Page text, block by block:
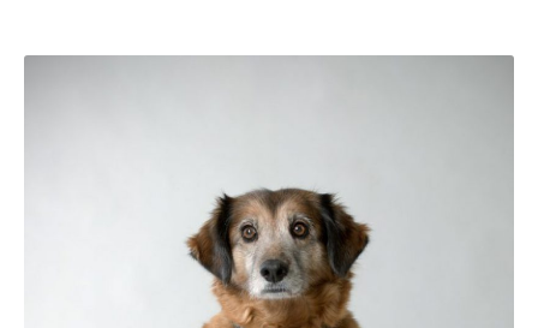
Goldschmied aus Leidenschaft. Seit 2003 mit eigenem